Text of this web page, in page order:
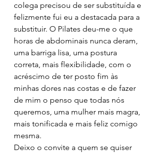
colega precisou de ser substituída e
felizmente fui eu a destacada para a
substituir. O Pilates deu-me o que
horas de abdominais nunca deram,
uma barriga lisa, uma postura
correta, mais flexibilidade, com o
acréscimo de ter posto fim às
minhas dores nas costas e de fazer
de mim o penso que todas nós
queremos, uma mulher mais magra,
mais tonificada e mais feliz comigo
mesma.
Deixo o convite a quem se quiser